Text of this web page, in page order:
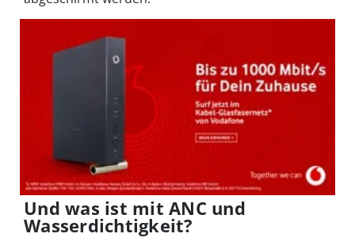
Und was ist mit ANC und
Wasserdichtigkeit?